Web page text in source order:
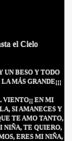
el Cielo
UN BESO Y TODO
MÁS GRANDE¡¡¡
EN MI
SI AMANECES Y
TE AMO TANTO,
NIÑA, TE QUIERO,
ERES MI NIÑA,